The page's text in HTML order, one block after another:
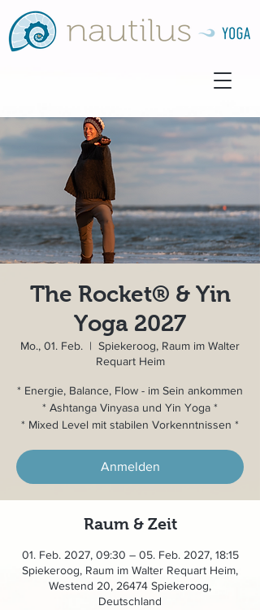
The Rocket® & Yin
Yoga 2027
Mo., 01. Feb.
  |
Spiekeroog, Raum im Walter
Requart Heim
* Energie, Balance, Flow - im Sein ankommen
* Ashtanga Vinyasa und Yin Yoga *
* Mixed Level mit stabilen Vorkenntnissen *
Anmelden
Raum & Zeit
01. Feb. 2027, 09:30 – 05. Feb. 2027, 18:15
Spiekeroog, Raum im Walter Requart Heim,
Westend 20, 26474 Spiekeroog,
Deutschland